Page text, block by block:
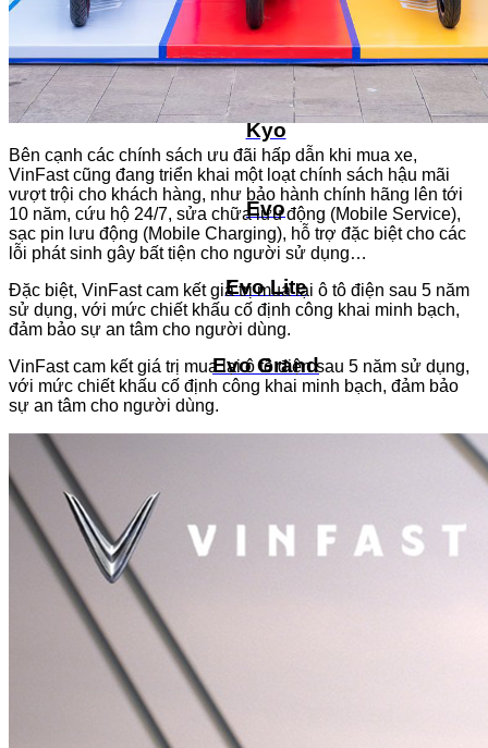
Feliz II
Kyo
Evo
Evo Lite
Evo Grand
Evo Lite Neo
Bên cạnh các chính sách ưu đãi hấp dẫn khi mua xe,
VinFast cũng đang triển khai một loạt chính sách hậu mãi
vượt trội cho khách hàng, như bảo hành chính hãng lên tới
10 năm, cứu hộ 24/7, sửa chữa lưu động (Mobile Service),
sạc pin lưu động (Mobile Charging), hỗ trợ đặc biệt cho các
lỗi phát sinh gây bất tiện cho người sử dụng…
Đặc biệt, VinFast cam kết giá trị mua lại ô tô điện sau 5 năm
sử dụng, với mức chiết khấu cố định công khai minh bạch,
đảm bảo sự an tâm cho người dùng.
VinFast cam kết giá trị mua lại ô tô điện sau 5 năm sử dụng,
với mức chiết khấu cố định công khai minh bạch, đảm bảo
sự an tâm cho người dùng.